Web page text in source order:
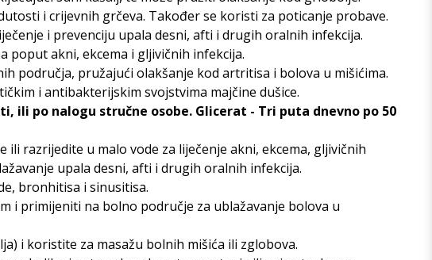
i crijevnih grčeva. Također se koristi za poticanje probave.
i prevenciju upala desni, afti i drugih oralnih infekcija.
poput akni, ekcema i gljivičnih infekcija.
područja, pružajući olakšanje kod artritisa i bolova u mišićima.
i antibakterijskim svojstvima majčine dušice.
ili po nalogu stručne osobe. Glicerat - Tri puta dnevno po 50
razrijedite u malo vode za liječenje akni, ekcema, gljivičnih
upala desni, afti i drugih oralnih infekcija.
bronhitisa i sinusitisa.
primijeniti na bolno područje za ublažavanje bolova u
i koristite za masažu bolnih mišića ili zglobova.